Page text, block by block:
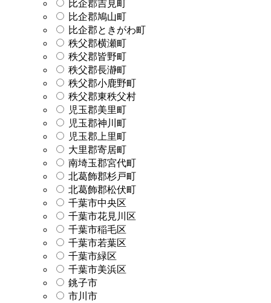
比企郡吉見町
比企郡鳩山町
比企郡ときがわ町
秩父郡横瀬町
秩父郡皆野町
秩父郡長瀞町
秩父郡小鹿野町
秩父郡東秩父村
児玉郡美里町
児玉郡神川町
児玉郡上里町
大里郡寄居町
南埼玉郡宮代町
北葛飾郡杉戸町
北葛飾郡松伏町
千葉市中央区
千葉市花見川区
千葉市稲毛区
千葉市若葉区
千葉市緑区
千葉市美浜区
銚子市
市川市